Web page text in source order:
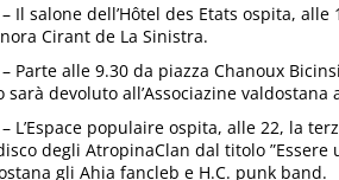
– Il salone dell’Hôtel des Etats ospita,
Cirant de La Sinistra.
– Parte alle 9.30 da piazza Chanoux
sarà devoluto all’Associazine valdostana
– L’Espace populaire ospita, alle 22, la
degli AtropinaClan dal titolo
gli Ahia fancleb e H.C. punk band.